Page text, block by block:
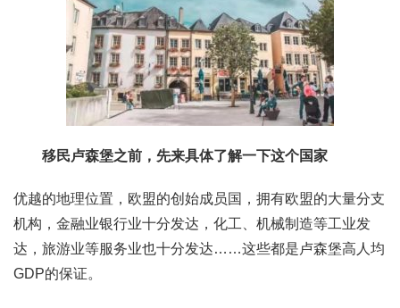
移民卢森堡之前，先来具体了解一下这个国家
优越的地理位置，欧盟的创始成员国，拥有欧盟的大量分支
机构，金融业银行业十分发达，化工、机械制造等工业发
达，旅游业等服务业也十分发达……这些都是卢森堡高人均
GDP的保证。